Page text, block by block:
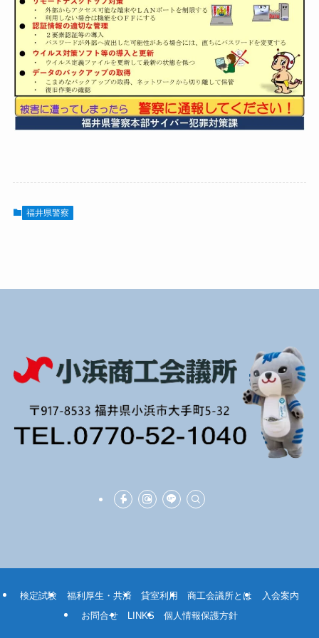
福井県警察
検定試験 福利厚生・共済 貸室利用 商工会議所とは
入会案内
お問合せ
LINKS 個人情報保護方針